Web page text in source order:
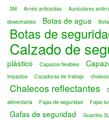
3M Arnés anticaídas Auriculares
desechables
Botas de agua
Botas de
Calzado de
plástico
Capazos flexibles
impactos
Cazadoras de trabajo
Chalecos reflectantes
alimentaria
Fajas de seguridad Fajas
Gafas de seguridad Guantes 3L